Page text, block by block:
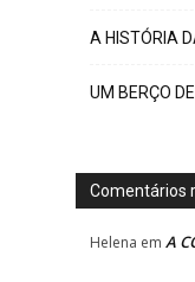
A HISTÓRIA
UM BERÇO
Comentários
Helena em A